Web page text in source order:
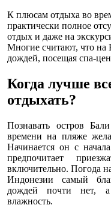
К плюсам отдыха во
практически полное
отдых и даже на
Многие считают, что на
дождей, посещая спа-
Когда лучше
отдыхать?
Познавать остров
времени на пляже
Начинается он с
предпочитает
включительно. Погода
Индонезии самый
дождей почти нет, а
влажность.